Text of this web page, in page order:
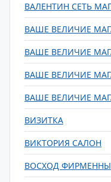
ВАЛЕНТИН СЕТЬ
ВАШЕ ВЕЛИЧИЕ
ВАШЕ ВЕЛИЧИЕ
ВАШЕ ВЕЛИЧИЕ
ВАШЕ ВЕЛИЧИЕ
ВИЗИТКА
ВИКТОРИЯ САЛОН
ВОСХОД